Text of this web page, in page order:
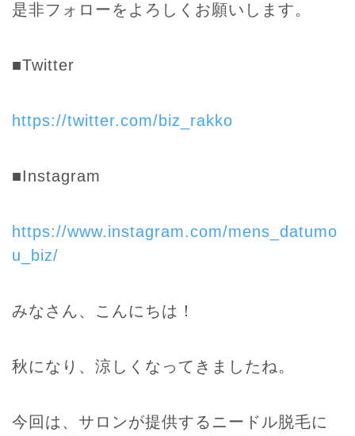
是非フォローをよろしくお願いします。
■Twitter
https://twitter.com/biz_rakko
■Instagram
https://www.instagram.com/mens_datumo
u_biz/
みなさん、こんにちは！
秋になり、涼しくなってきましたね。
今回は、サロンが提供するニードル脱毛に